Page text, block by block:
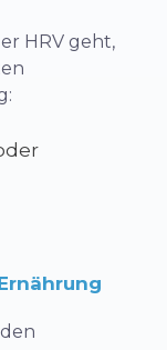
HRV geht,